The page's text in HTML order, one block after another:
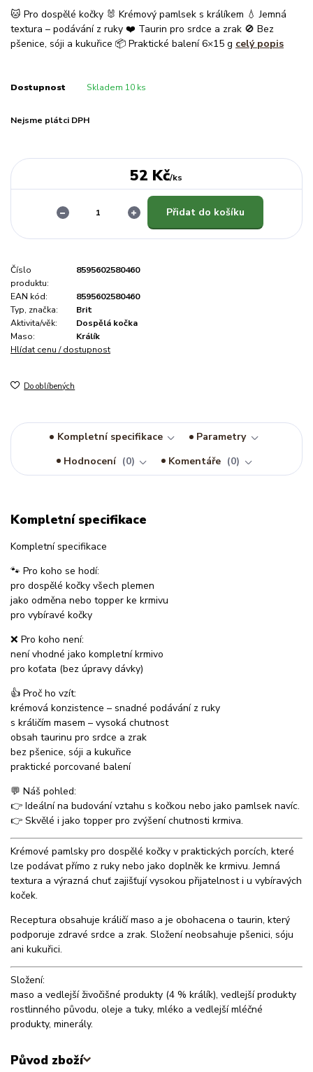
🐱 Pro dospělé kočky 🐰 Krémový pamlsek s králíkem 💧 Jemná
textura – podávání z ruky ❤️ Taurin pro srdce a zrak 🚫 Bez
pšenice, sóji a kukuřice 📦 Praktické balení 6×15 g celý popis
Dostupnost Skladem 10 ks
Nejsme plátci DPH
52 Kč/ks
Přidat do košíku
Číslo
produktu:
8595602580460
EAN kód:
8595602580460
Typ, značka:
Brit
Aktivita/věk:
Dospělá kočka
Maso:
Králík
Hlídat cenu / dostupnost
Do oblíbených
Kompletní specifikace
Parametry
Hodnocení
0 Komentáře 0
Kompletní specifikace
Kompletní specifikace
🐾 Pro koho se hodí:
pro dospělé kočky všech plemen
jako odměna nebo topper ke krmivu
pro vybíravé kočky
❌ Pro koho není:
není vhodné jako kompletní krmivo
pro koťata (bez úpravy dávky)
👍 Proč ho vzít:
krémová konzistence – snadné podávání z ruky
s králičím masem – vysoká chutnost
obsah taurinu pro srdce a zrak
bez pšenice, sóji a kukuřice
praktické porcované balení
💬 Náš pohled:
👉 Ideální na budování vztahu s kočkou nebo jako pamlsek navíc.
👉 Skvělé i jako topper pro zvýšení chutnosti krmiva.
Krémové pamlsky pro dospělé kočky v praktických porcích, které
lze podávat přímo z ruky nebo jako doplněk ke krmivu. Jemná
textura a výrazná chuť zajišťují vysokou přijatelnost i u vybíravých
koček.
Receptura obsahuje králičí maso a je obohacena o taurin, který
podporuje zdravé srdce a zrak. Složení neobsahuje pšenici, sóju
ani kukuřici.
Složení:
maso a vedlejší živočišné produkty (4 % králík), vedlejší produkty
rostlinného původu, oleje a tuky, mléko a vedlejší mléčné
produkty, minerály.
Původ zboží